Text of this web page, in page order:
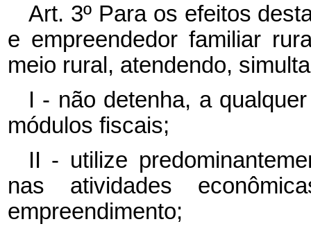
Art. 3º Para os efeitos
e empreendedor familiar
meio rural, atendendo,
I - não detenha, a
módulos fiscais;
II - utilize
nas atividades
empreendimento;